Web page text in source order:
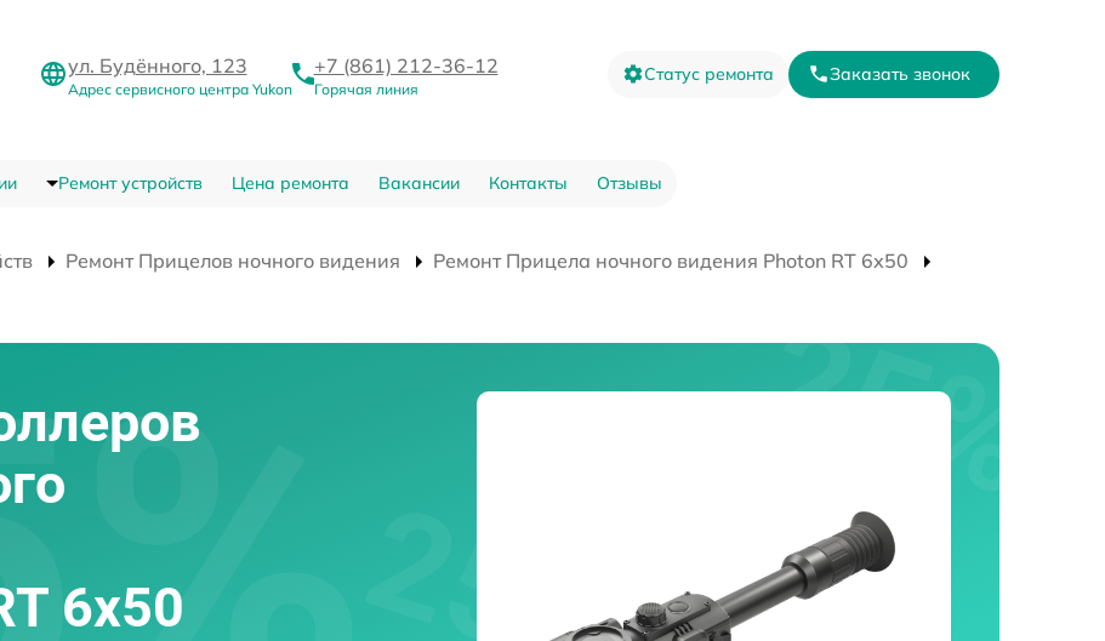
ул. Будённого, 123
Адрес сервисного центра Yukon
+7 (861) 212-36-12
Горячая линия
Статус ремонта Заказать звонок
Ремонт устройств Цена ремонта Вакансии Контакты Отзывы
Ремонт Прицелов ночного видения
Ремонт Прицела ночного видения Photon RT 6х50
6х50